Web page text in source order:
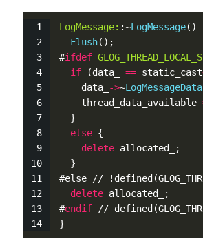
LogMessage: :~LogMessage()
Flush();
#ifdef
if (data_ == static_cast
    data_
->~LogMessageData
    thread_data_available
  }
else {
delete allocated_;
  }
#else //
delete allocated_;
#endif //
}